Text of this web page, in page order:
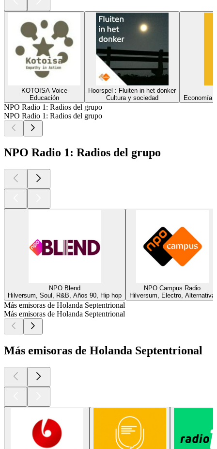
KOTOISA Voice
Educación
Hoorspel : Fluiten in het donker
Cultura y sociedad
Economía
NPO Radio 1: Radios del grupo
NPO Radio 1: Radios del grupo
NPO Radio 1: Radios del grupo
NPO Blend
Hilversum, Soul, R&B, Años 90, Hip hop
NPO Campus Radio
Hilversum, Electro, Alternativa
Más emisoras de Holanda Septentrional
Más emisoras de Holanda Septentrional
Más emisoras de Holanda Septentrional